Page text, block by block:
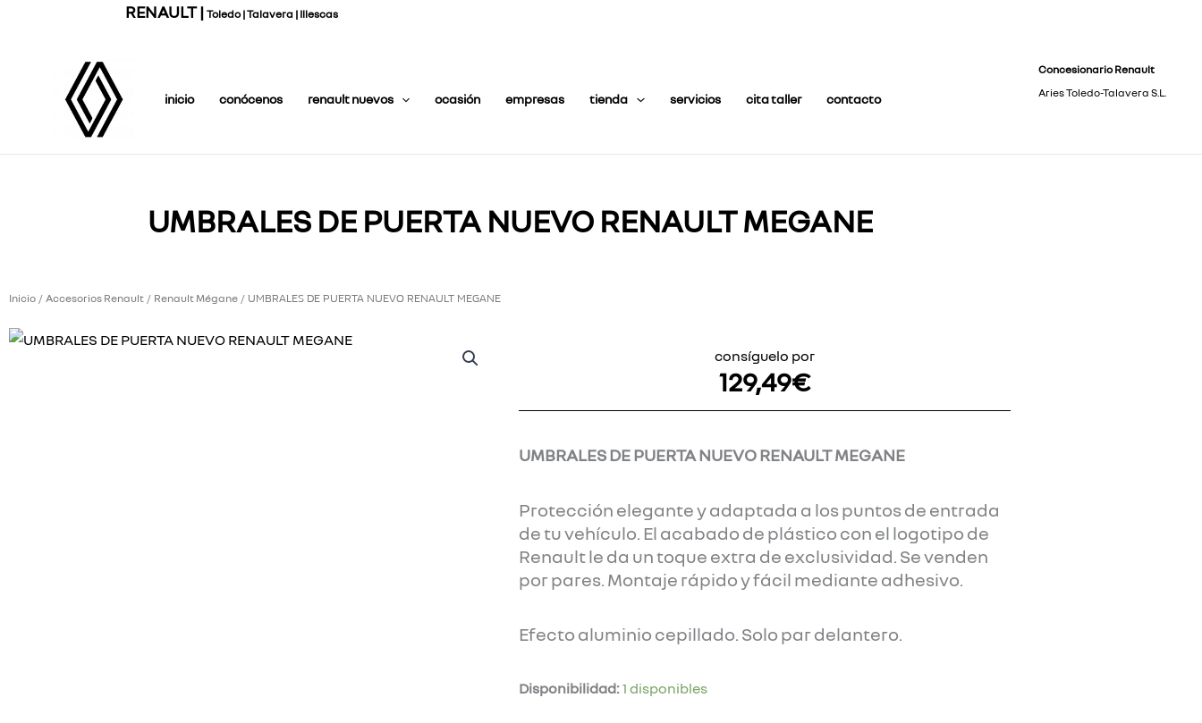
RENAULT | Toledo | Talavera | Illescas
inicio conócenos renault nuevos ocasión empresas tienda servicios cita taller contacto
Concesionario Renault
Aries Toledo-Talavera S.L.
UMBRALES DE PUERTA NUEVO RENAULT MEGANE
Inicio / Accesorios Renault / Renault Mégane / UMBRALES DE PUERTA NUEVO RENAULT MEGANE
consíguelo por
129,49€
UMBRALES DE PUERTA NUEVO RENAULT MEGANE
Protección elegante y adaptada a los puntos de entrada
de tu vehículo. El acabado de plástico con el logotipo de
Renault le da un toque extra de exclusividad. Se venden
por pares. Montaje rápido y fácil mediante adhesivo.
Efecto aluminio cepillado. Solo par delantero.
Disponibilidad:1 disponibles
UMBRALES